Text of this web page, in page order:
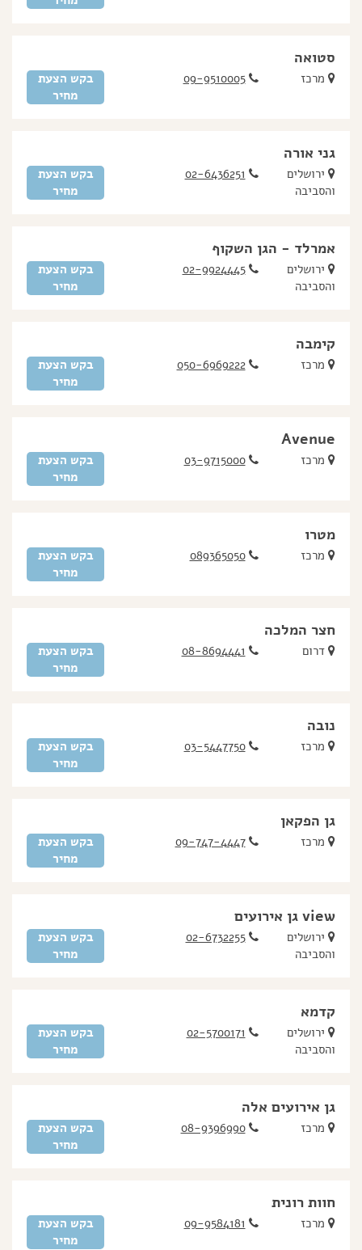
סטואה
מרכז 09-9510005
בקש הצעת
מחיר
גני אורה
ירושלים
והסביבה
02-6436251
בקש הצעת
מחיר
אמרלד - הגן השקוף
ירושלים
והסביבה
02-9924445
בקש הצעת
מחיר
קימבה
מרכז 050-6969222
בקש הצעת
מחיר
Avenue
מרכז 03-9715000
בקש הצעת
מחיר
מטרו
מרכז 089365050
בקש הצעת
מחיר
חצר המלכה
דרום 08-8694441
בקש הצעת
מחיר
נובה
מרכז 03-5447750
בקש הצעת
מחיר
גן הפקאן
מרכז 09-747-4447
בקש הצעת
מחיר
view גן אירועים
ירושלים
והסביבה
02-6732255
בקש הצעת
מחיר
קדמא
ירושלים
והסביבה
02-5700171
בקש הצעת
מחיר
גן אירועים אלה
מרכז 08-9396990
בקש הצעת
מחיר
חוות רונית
מרכז 09-9584181
בקש הצעת
מחיר